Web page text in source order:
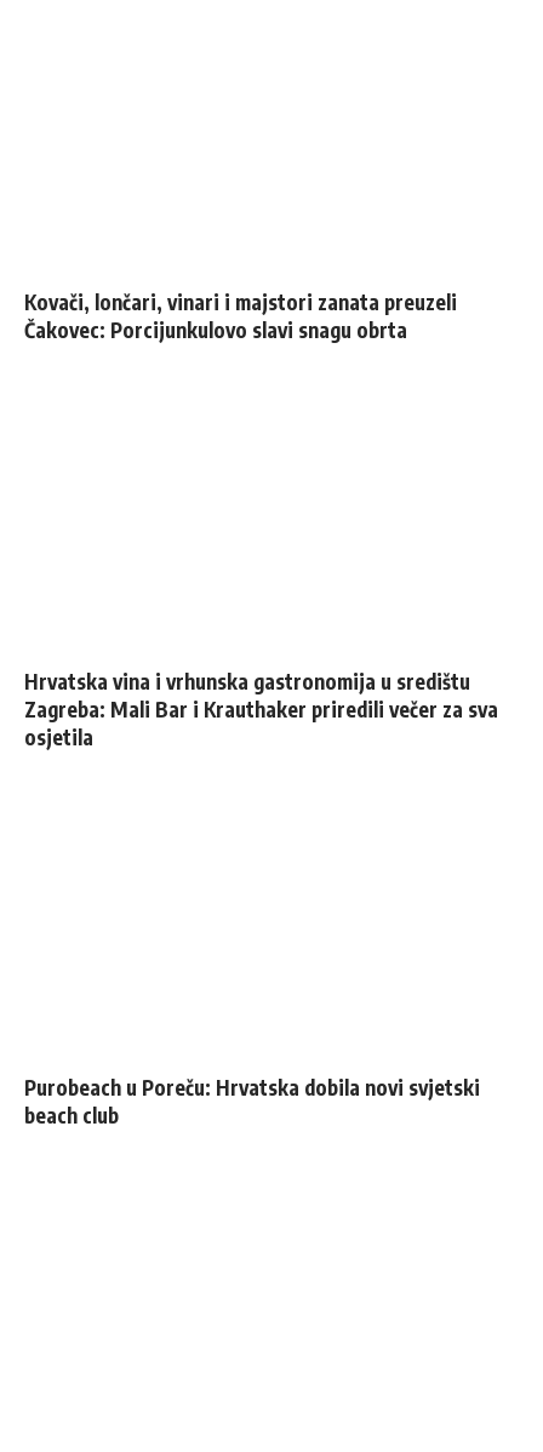
Kovači, lončari, vinari i majstori zanata preuzeli
Čakovec: Porcijunkulovo slavi snagu obrta
Hrvatska vina i vrhunska gastronomija u središtu
Zagreba: Mali Bar i Krauthaker priredili večer za sva
osjetila
Purobeach u Poreču: Hrvatska dobila novi svjetski
beach club